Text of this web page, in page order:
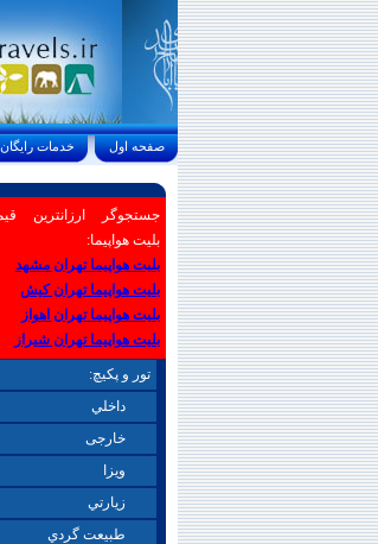
خدمات رايگان صفحه اول
جستجوگر ارزانترین
بلیت هواپیما:
بلیت هواپیما تهران مشهد
بلیت هواپیما تهران کیش
بلیت هواپیما تهران اهواز
بلیت هواپیما تهران شیراز
تور و پکیچ:
داخلي
خارجی
ويزا
زيارتي
طبيعت گردي